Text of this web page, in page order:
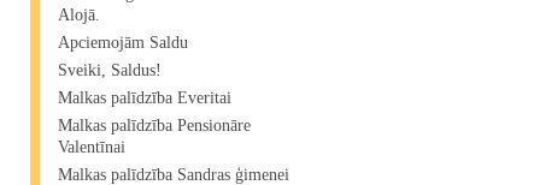
Alojā.
Apciemojām Saldu
Sveiki, Saldus!
Malkas palīdzība Everitai
Malkas palīdzība Pensionāre
Valentīnai
Malkas palīdzība Sandras ģimenei